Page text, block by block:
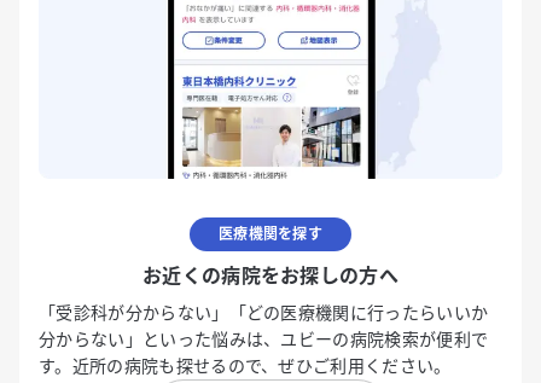
医療機関を探す
お近くの病院をお探しの方へ
「受診科が分からない」「どの医療機関に行ったらいいか
分からない」といった悩みは、ユビーの病院検索が便利で
す。近所の病院も探せるので、ぜひご利用ください。